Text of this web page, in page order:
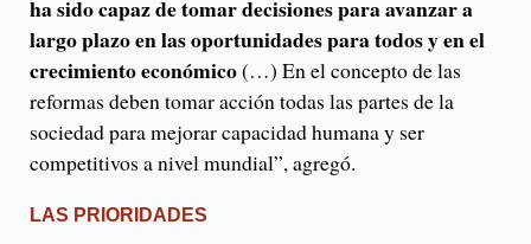
ha sido capaz de tomar decisiones para avanzar a
largo plazo en las oportunidades para todos y en el
crecimiento económico(…) En el concepto de las
reformas deben tomar acción todas las partes de la
sociedad para mejorar capacidad humana y ser
competitivos a nivel mundial”, agregó.
LAS PRIORIDADES